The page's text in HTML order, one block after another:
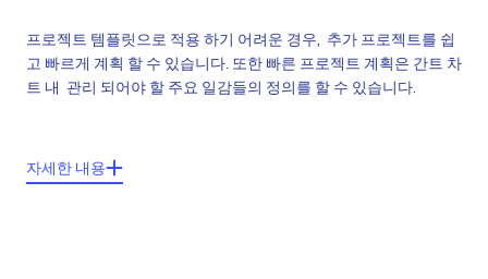
프로젝트 템플릿으로 적용 하기 어려운 경우, 추가 프로젝트를 쉽
고 빠르게 계획 할 수 있습니다. 또한 빠른 프로젝트 계획은 간트 차
트 내 관리 되어야 할 주요 일감들의 정의를 할 수 있습니다.
자세한 내용